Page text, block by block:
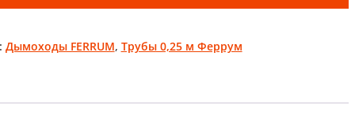
Дымоходы FERRUM, Трубы 0,25 м Феррум